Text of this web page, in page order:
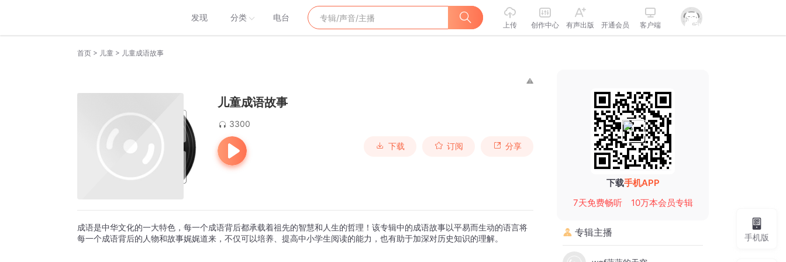
发现 分类 电台
上传 创作中心 有声出版 开通会员 客户端
首页 > 儿童 > 儿童成语故事
儿童成语故事
3300
下载 订阅 分享
成语是中华文化的一大特色，每一个成语背后都承载着祖先的智慧和人生的哲理！该专辑中的成语故事以平易而生动的语言将
每一个成语背后的人物和故事娓娓道来，不仅可以培养、提高中小学生阅读的能力，也有助于加深对历史知识的理解。
下载手机APP
7天免费畅听
10万本会员专辑
专辑主播 手机版